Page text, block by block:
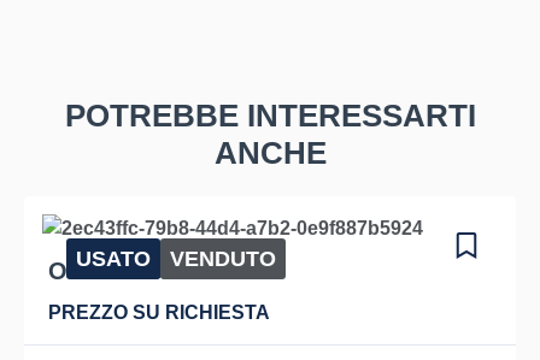
POTREBBE INTERESSARTI
ANCHE
OM DI40C
PREZZO SU RICHIESTA
USATO VENDUTO